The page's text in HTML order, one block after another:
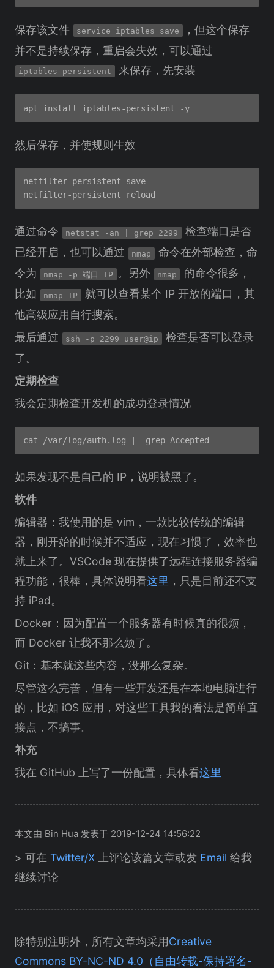
保存该文件 service iptables save
，但这个保存
并不是持续保存，重启会失效，可以通过
iptables-persistent 来保存，先安装
然后保存，并使规则生效
netfilter-persistent save
通过命令 netstat -an | grep 2299
检查端口是否
已经开启，也可以通过
nmap
命令在外部检查，命
令为
nmap -p 端口 IP 。另外 nmap
的命令很多，
比如
nmap IP
就可以查看某个 IP 开放的端口，其
他高级应用自行搜索。
最后通过
ssh -p 2299 user@ip
检查是否可以登录
了。
定期检查
我会定期检查开发机的成功登录情况
如果发现不是自己的 IP，说明被黑了。
软件
编辑器：我使用的是 vim，一款比较传统的编辑
器，刚开始的时候并不适应，现在习惯了，效率也
就上来了。VSCode 现在提供了远程连接服务器编
程功能，很棒，具体说明看这里 ，只是目前还不支
持 iPad。
Docker：因为配置一个服务器有时候真的很烦，
而 Docker 让我不那么烦了。
Git：基本就这些内容，没那么复杂。
尽管这么完善，但有一些开发还是在本地电脑进行
的，比如 iOS 应用，对这些工具我的看法是简单直
接点，不搞事。
补充
我在 GitHub 上写了一份配置，具体看这里
本文由 Bin Hua 发表于 2019-12-24 14:56:22
> 可在 Twitter/X 上评论该篇文章或发 Email 给我
继续讨论
除特别注明外，所有文章均采用Creative
Commons BY-NC-ND 4.0（自由转载-保持署名-